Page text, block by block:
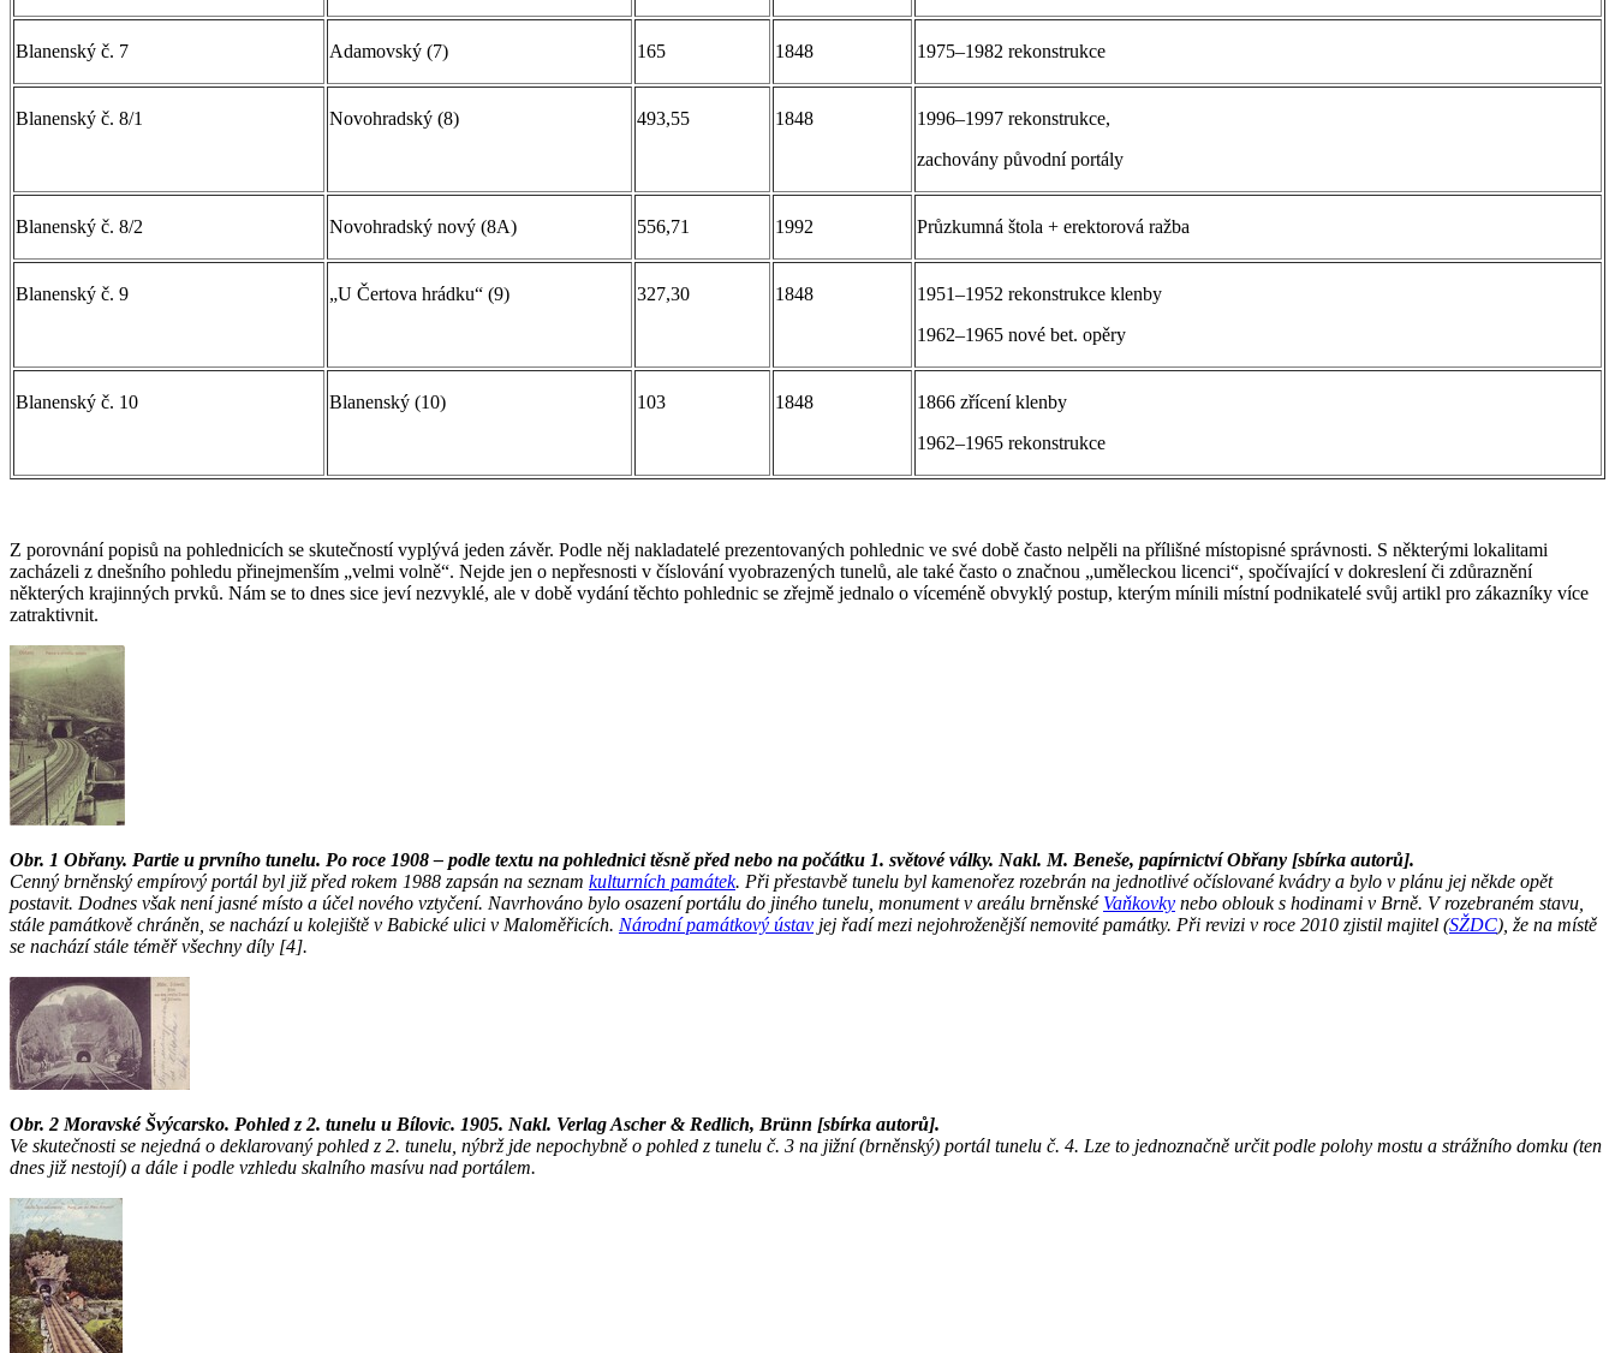
Blanenský č. 7 Adamovský (7) 165 1848 1975–1982 rekonstrukce
Blanenský č. 8/1 Novohradský (8) 493,55 1848
1996–1997 rekonstrukce,
zachovány původní portály
Blanenský č. 8/2 Novohradský nový (8A) 556,71 1992 Průzkumná štola + erektorová ražba
Blanenský č. 9 „U Čertova hrádku“ (9) 327,30 1848
1951–1952 rekonstrukce klenby
1962–1965 nové bet. opěry
Blanenský č. 10 Blanenský (10) 103 1848
1866 zřícení klenby
1962–1965 rekonstrukce
Z porovnání popisů na pohlednicích se skutečností vyplývá jeden závěr. Podle něj nakladatelé prezentovaných pohlednic ve své době často nelpěli na přílišné místopisné správnosti. S některými lokalitami
zacházeli z dnešního pohledu přinejmenším „velmi volně“. Nejde jen o nepřesnosti v číslování vyobrazených tunelů, ale také často o značnou „uměleckou licenci“, spočívající v dokreslení či zdůraznění
některých krajinných prvků. Nám se to dnes sice jeví nezvyklé, ale v době vydání těchto pohlednic se zřejmě jednalo o víceméně obvyklý postup, kterým mínili místní podnikatelé svůj artikl pro zákazníky více
zatraktivnit.
Obr. 1 Obřany. Partie u prvního tunelu. Po roce 1908 – podle textu na pohlednici těsně před nebo na počátku 1. světové války. Nakl. M. Beneše, papírnictví Obřany [sbírka autorů].
Cenný brněnský empírový portál byl již před rokem 1988 zapsán na seznam kulturních památek. Při přestavbě tunelu byl kamenořez rozebrán na jednotlivé očíslované kvádry a bylo v plánu jej někde opět
postavit. Dodnes však není jasné místo a účel nového vztyčení. Navrhováno bylo osazení portálu do jiného tunelu, monument v areálu brněnské Vaňkovky nebo oblouk s hodinami v Brně. V rozebraném stavu,
stále památkově chráněn, se nachází u kolejiště v Babické ulici v Maloměřicích. Národní památkový ústav jej řadí mezi nejohroženější nemovité památky. Při revizi v roce 2010 zjistil majitel (SŽDC), že na místě
se nachází stále téměř všechny díly [4].
Obr. 2 Moravské Švýcarsko. Pohled z 2. tunelu u Bílovic. 1905. Nakl. Verlag Ascher & Redlich, Brünn [sbírka autorů].
Ve skutečnosti se nejedná o deklarovaný pohled z 2. tunelu, nýbrž jde nepochybně o pohled z tunelu č. 3 na jižní (brněnský) portál tunelu č. 4. Lze to jednoznačně určit podle polohy mostu a strážního domku (ten
dnes již nestojí) a dále i podle vzhledu skalního masívu nad portálem.